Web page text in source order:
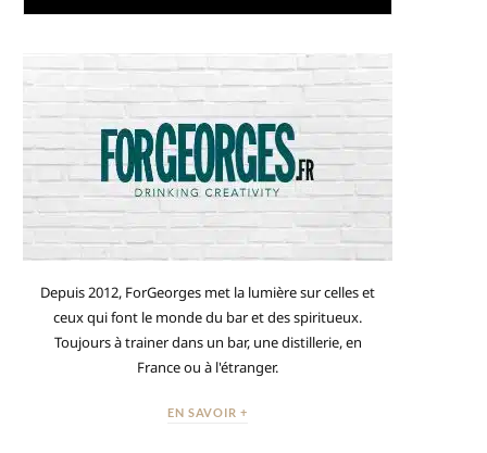
Depuis 2012, ForGeorges met la lumière sur celles et
ceux qui font le monde du bar et des spiritueux.
Toujours à trainer dans un bar, une distillerie, en
France ou à l'étranger.
EN SAVOIR +